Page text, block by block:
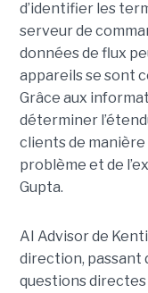
d’identifier les
serveur de
données de flux
appareils se sont
Grâce aux
déterminer
clients de
problème et de
Gupta.
AI Advisor de
direction, passant
questions directes